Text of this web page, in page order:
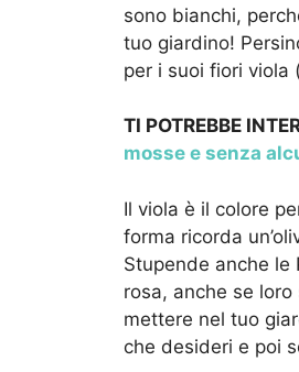
sono bianchi,
tuo giardino!
per i suoi fiori viola
TI POTREBBE
mosse e senza
Il viola è il colore
forma ricorda
Stupende anche
rosa, anche se
mettere nel tuo
che desideri e poi